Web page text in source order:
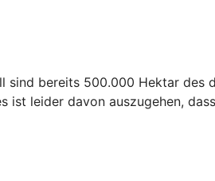
sind bereits 500.000 Hektar des
ist leider davon auszugehen,